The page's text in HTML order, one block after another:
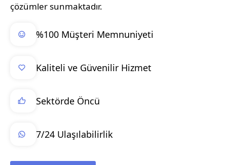
çözümler sunmaktadır.
%100 Müşteri Memnuniyeti
Kaliteli ve Güvenilir Hizmet
Sektörde Öncü
7/24 Ulaşılabilirlik